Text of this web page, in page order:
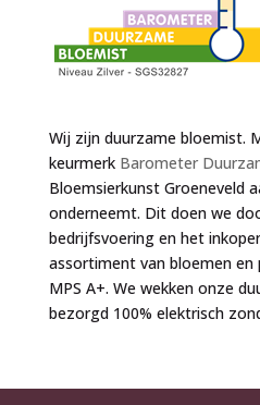
Wij zijn duurzame bloemist.
keurmerk Barometer
Bloemsierkunst Groeneveld
onderneemt. Dit doen we
bedrijfsvoering en het
assortiment van bloemen en
MPS A+. We wekken onze
bezorgd 100% elektrisch